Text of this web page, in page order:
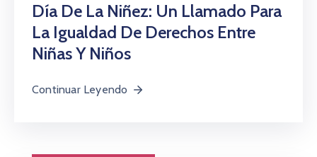
Día De La Niñez: Un Llamado Para
La Igualdad De Derechos Entre
Niñas Y Niños
Continuar Leyendo